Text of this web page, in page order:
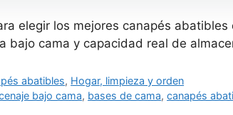
Madera
elegir los mejores canapés
bajo cama y capacidad real de
abatibles, Hogar, limpieza y orden
bajo cama, bases de cama,canapés